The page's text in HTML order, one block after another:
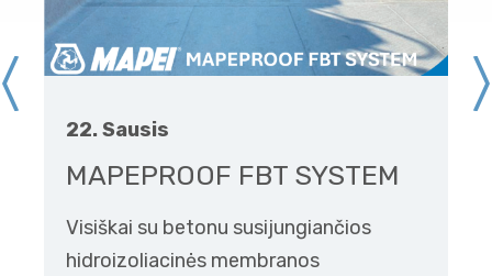
22. Sausis
MAPEPROOF FBT SYSTEM
Visiškai su betonu susijungiančios
hidroizoliacinės membranos